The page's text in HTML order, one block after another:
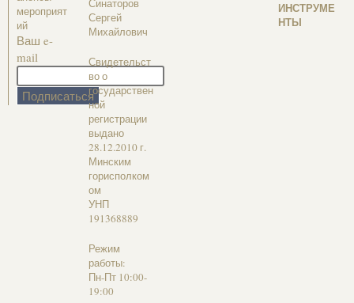
мероприят
ий
Ваш e-
mail
Синаторов
Сергей
Михайлович
Свидетельст
во о
государствен
ной
регистрации
выдано
28.12.2010 г.
Минским
горисполком
ом
УНП
191368889
Режим
работы:
Пн-Пт 10:00-
19:00
ИНСТРУМЕ
НТЫ